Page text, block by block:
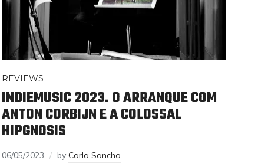
REVIEWS
INDIEMUSIC 2023. O ARRANQUE COM
ANTON CORBIJN E A COLOSSAL
HIPGNOSIS
06/05/2023 by Carla Sancho